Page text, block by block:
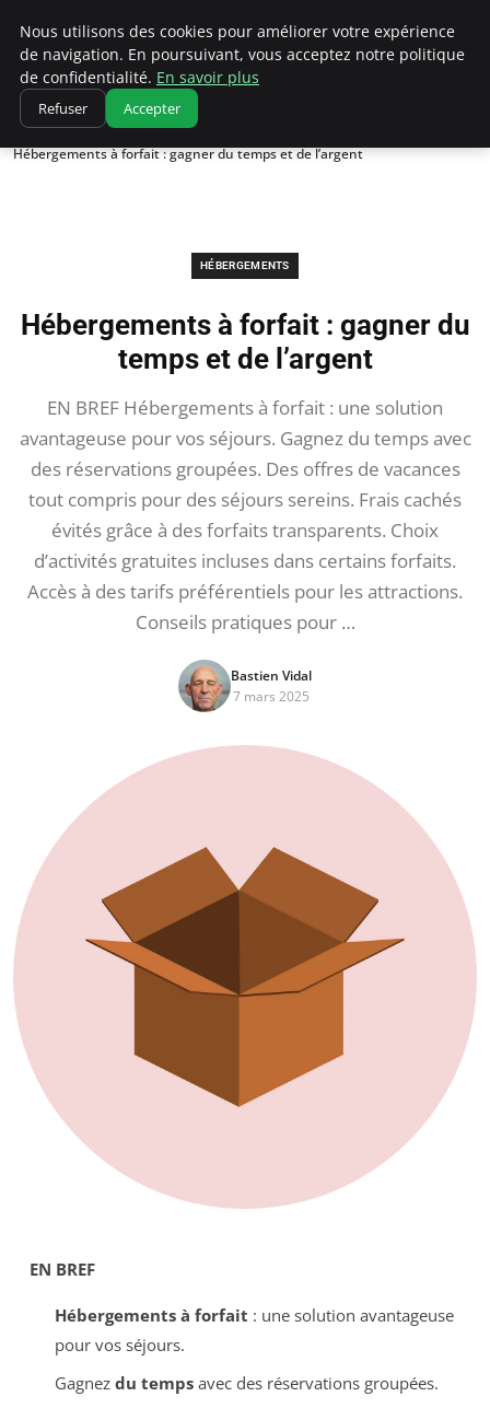
Correze Co
Accueil
Hébergements
Hébergements à forfait : gagner du temps et de l’argent
HÉBERGEMENTS
Hébergements à forfait : gagner du
temps et de l’argent
EN BREF Hébergements à forfait : une solution
avantageuse pour vos séjours. Gagnez du temps avec
des réservations groupées. Des offres de vacances
tout compris pour des séjours sereins. Frais cachés
évités grâce à des forfaits transparents. Choix
d’activités gratuites incluses dans certains forfaits.
Accès à des tarifs préférentiels pour les attractions.
Conseils pratiques pour …
Bastien Vidal
7 mars 2025
EN BREF
Hébergements à forfait : une solution avantageuse
pour vos séjours.
Gagnez du tempsavec des réservations groupées.
Nous utilisons des cookies pour améliorer votre expérience
de navigation. En poursuivant, vous acceptez notre politique
de confidentialité. En savoir plus
Refuser Accepter